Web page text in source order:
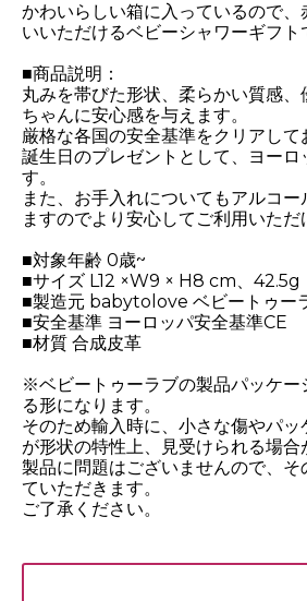
かわいらしい箱に入っているので、
いいただけるベビーシャワーギフト
■商品説明：
丸みを帯びた形状、柔らかい質感
ちゃんに安心感を与えます。
厳格な各国の安全基準をクリアし
誕生日のプレゼントとして、ヨー
す。
また、お手入れについてもアルコー
ますのでより安心してご利用いただ
■対象年齢 0歳~
■サイズ L12 ×W9 × H8 cm、42.5g
■製造元 babytolove ベビートゥー
■安全基準 ヨーロッパ安全基準CE
■材質 合成皮革
※ベビートゥーラブの製品パッケー
る形になります。
そのため輸入時に、小さな傷やパ
が形状の特性上、見受けられる場合
製品に問題はございませんので、
ていただきます。
ご了承ください。